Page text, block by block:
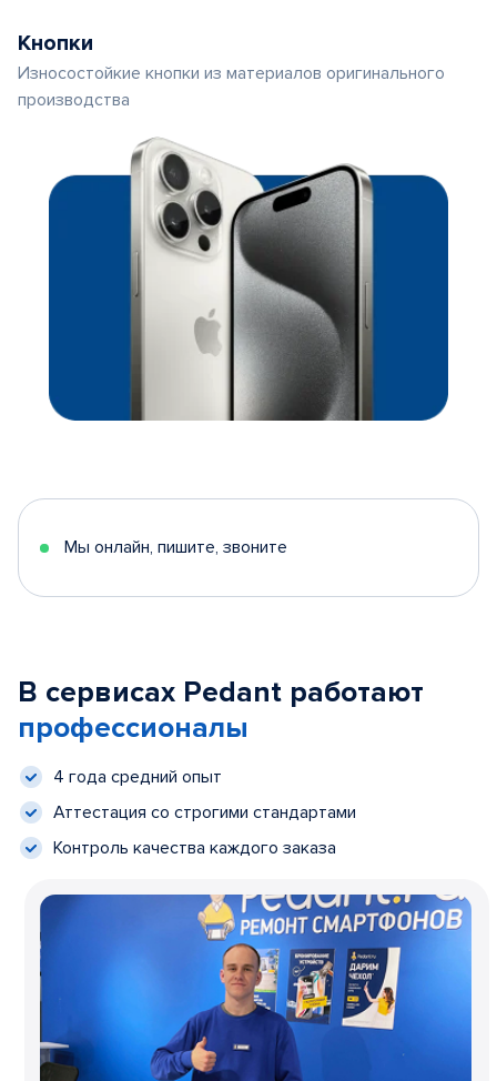
Кнопки
Износостойкие кнопки из материалов оригинального
производства
Мы онлайн, пишите, звоните
В сервисах Pedant работают
профессионалы
4 года средний опыт
Аттестация со строгими стандартами
Контроль качества каждого заказа